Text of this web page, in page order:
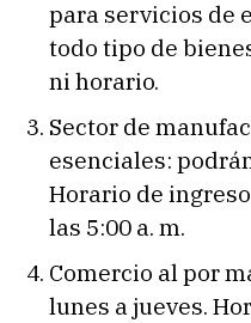
para servicios de
todo tipo de
ni horario.
Sector de
esenciales:
Horario de
las 5:00 a. m.
Comercio al por
lunes a jueves.